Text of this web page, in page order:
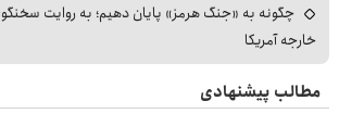
چگونه به «جنگ هرمز» پایان دهیم؛ به روایت
خارجه آمریکا
مطالب پیشنهادی